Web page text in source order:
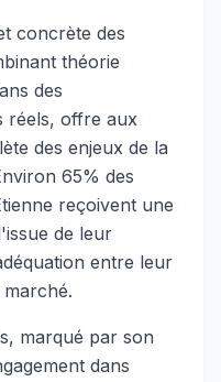
concrète des
théorie
des
réels, offre aux
des enjeux de la
65% des
reçoivent une
de leur
entre leur
marqué par son
dans